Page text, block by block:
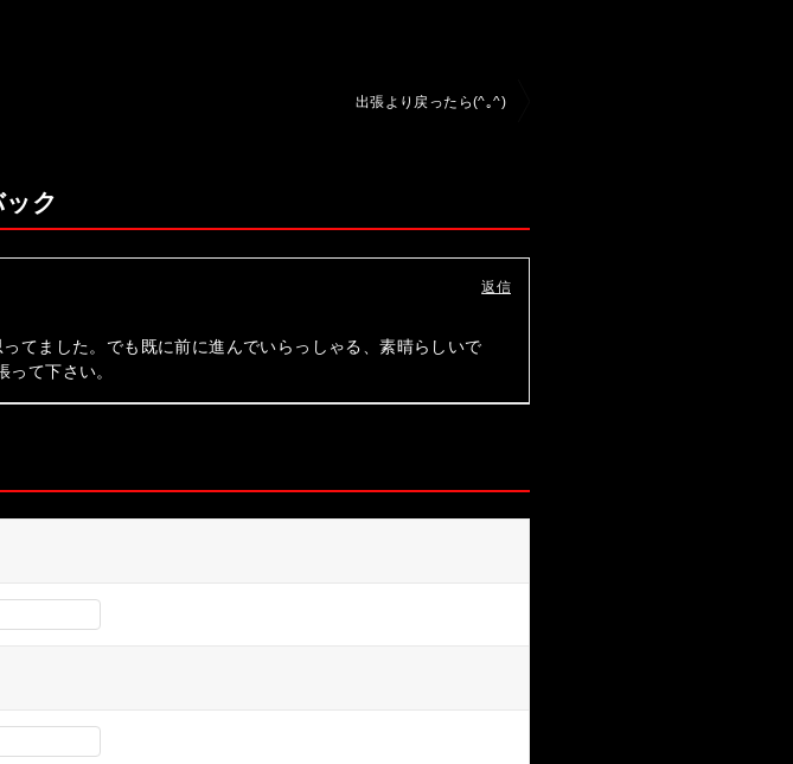
出張より戻ったら(^｡^)
ク
てました。でも既に前に進んでいらっしゃる、素晴らしいで
て下さい。
返信